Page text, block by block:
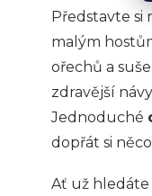
Představte
malým
ořechů a
zdravější
Jednoduché
dopřát si
Ať už hledáte